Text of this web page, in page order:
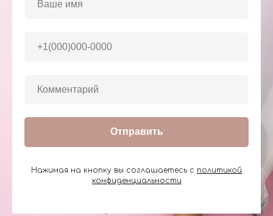
Отправить
Нажимая на кнопку вы соглашаетесь с политикой
конфиденциальности